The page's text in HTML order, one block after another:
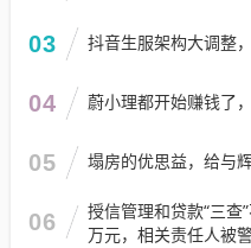
03 抖音生服架构大调整
04 蔚小理都开始赚钱了
05 塌房的优思益，给与
06
授信管理和贷款“三查
万元，相关责任人被